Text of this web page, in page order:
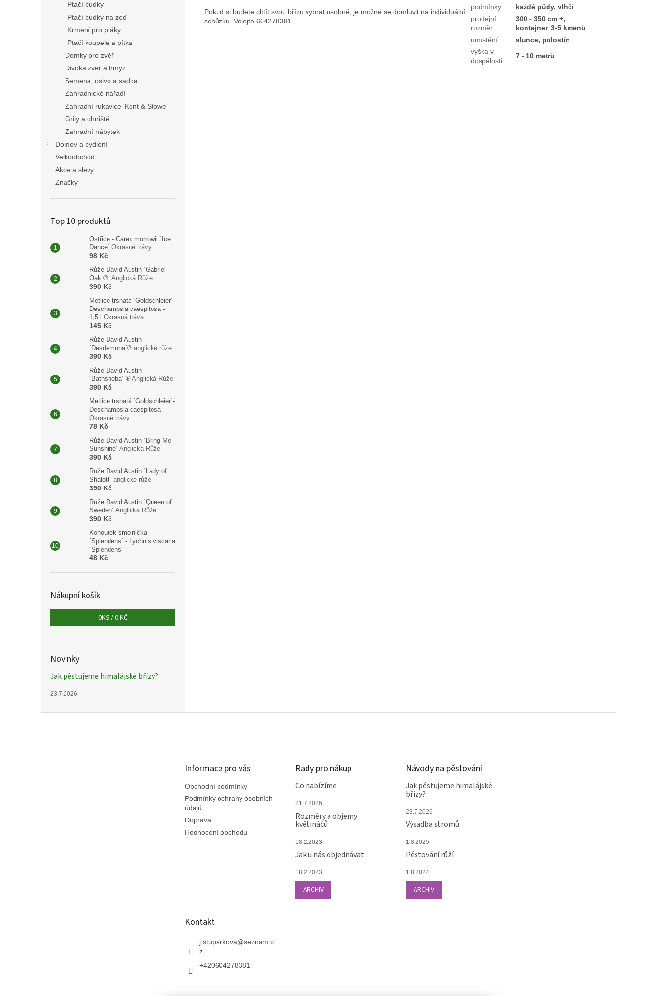
Ptačí budky
Ptačí budky na zeď
Krmení pro ptáky
Ptačí koupele a pítka
Domky pro zvěř
Divoká zvěř a hmyz
Semena, osivo a sadba
Zahradnické nářadí
Zahradní rukavice 'Kent & Stowe´
Grily a ohniště
Zahradní nábytek
Domov a bydlení
Velkoobchod
Akce a slevy
Značky
Top 10 produktů
Ostřice - Carex morrowii ´Ice
Dance´ Okrasné trávy
98 Kč
Růže David Austin ´Gabriel
Oak ®´ Anglická Růže
390 Kč
Metlice trsnatá ´Goldschleier´-
Deschampsia caespitosa -
1,5 l Okrasná tráva
145 Kč
Růže David Austin
´Desdemona´® anglické růže
390 Kč
Růže David Austin
´Bathsheba´ ® Anglická Růže
390 Kč
Metlice trsnatá ´Goldschleier´-
Deschampsia caespitosa
Okrasné trávy
78 Kč
Růže David Austin ´Bring Me
Sunshine´ Anglická Růže
390 Kč
Růže David Austin ´Lady of
Shalott´ anglické růže
390 Kč
Růže David Austin ´Queen of
Sweden´ Anglická Růže
390 Kč
Kohoutek smolnička
´Splendens´ - Lychnis viscaria
´Splendens´
48 Kč
Nákupní košík
0KS /0 KČ
Novinky
Jak pěstujeme himalájské břízy?
23.7.2026
Pokud si budete chtít svou břízu vybrat osobně, je možné se domluvit na individuální
schůzku. Volejte 604278381
podmínky:
každé půdy, vlhčí
prodejní
rozměr:
300 - 350 cm +,
kontejner, 3-5 kmenů
umístění:
slunce, polostín
výška v
dospělosti:
7 - 10 metrů
Informace pro vás
Obchodní podmínky
Podmínky ochrany osobních
údajů
Doprava
Hodnocení obchodu
Rady pro nákup
Co nabízíme
21.7.2026
Rozměry a objemy
květináčů
18.2.2023
Jak u nás objednávat
18.2.2023
ARCHIV
Návody na pěstování
Jak pěstujeme himalájské
břízy?
23.7.2026
Výsadba stromů
1.8.2025
Pěstování růží
1.8.2024
ARCHIV
Kontakt
j.stuparkova@seznam.c
z
+420604278381